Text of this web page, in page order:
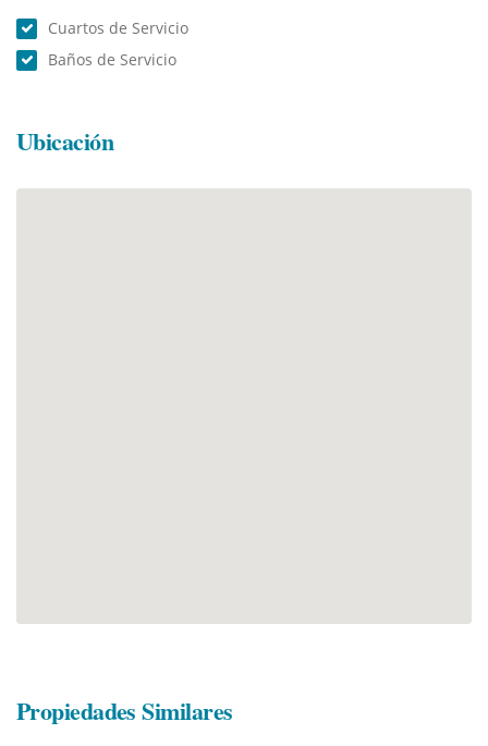
Cuartos de Servicio
Baños de Servicio
Ubicación
Propiedades Similares